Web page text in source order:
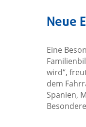
Neue
Eine
wird“,
dem
Spanien,